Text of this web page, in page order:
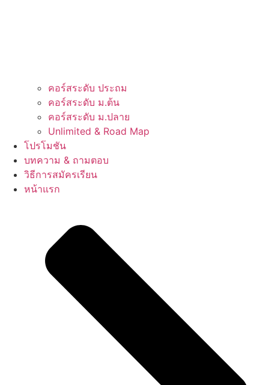
คอร์สระดับ ประถม
คอร์สระดับ ม.ต้น
คอร์สระดับ ม.ปลาย
Unlimited & Road Map
โปรโมชัน
บทความ & ถามตอบ
วิธีการสมัครเรียน
หน้าแรก